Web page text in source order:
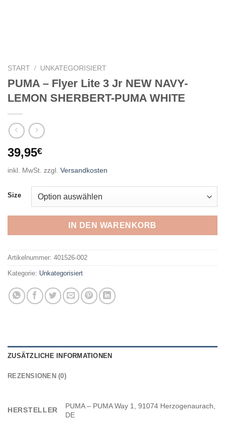
START / UNKATEGORISIERT
PUMA – Flyer Lite 3 Jr NEW NAVY-
LEMON SHERBERT-PUMA WHITE
39,95€
inkl. MwSt. zzgl. Versandkosten
Size
IN DEN WARENKORB
Artikelnummer: 401526-002
Kategorie: Unkategorisiert
ZUSÄTZLICHE INFORMATIONEN
REZENSIONEN (0)
HERSTELLER
PUMA – PUMA Way 1, 91074 Herzogenaurach,
DE